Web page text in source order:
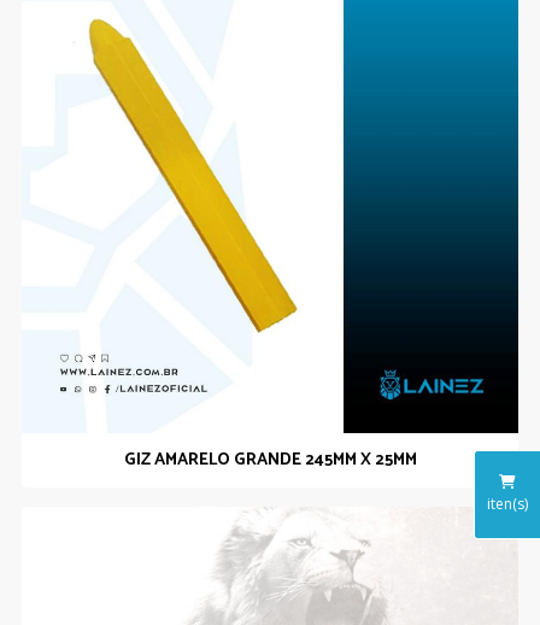
iten(s)
GIZ AMARELO GRANDE 245MM X 25MM